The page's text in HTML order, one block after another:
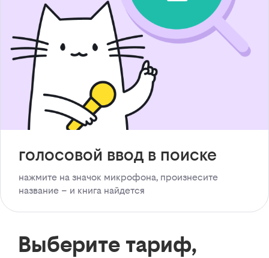
голосовой ввод в поиске
нажмите на значок микрофона, произнесите
название – и книга найдется
Выберите тариф,